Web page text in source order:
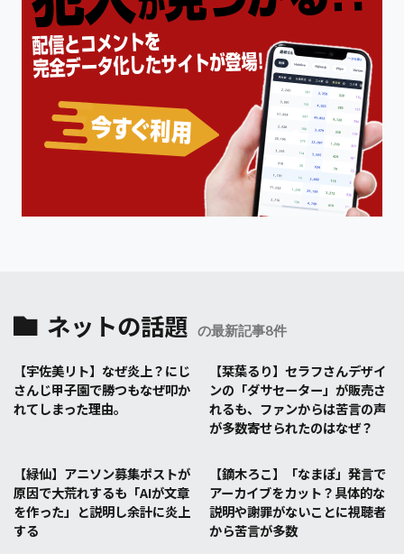
ネットの話題 の最新記事8件
【宇佐美リト】なぜ炎上？にじ
さんじ甲子園で勝つもなぜ叩か
れてしまった理由。
【栞葉るり】セラフさんデザイ
ンの「ダサセーター」が販売さ
れるも、ファンからは苦言の声
が多数寄せられたのはなぜ？
【緑仙】アニソン募集ポストが
原因で大荒れするも「AIが文章
を作った」と説明し余計に炎上
する
【鏑木ろこ】「なまぽ」発言で
アーカイブをカット？具体的な
説明や謝罪がないことに視聴者
から苦言が多数